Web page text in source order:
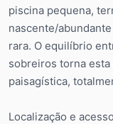
piscina pequena,
nascente/
rara. O equilíbrio
sobreiros torna
paisagística,
Localização e